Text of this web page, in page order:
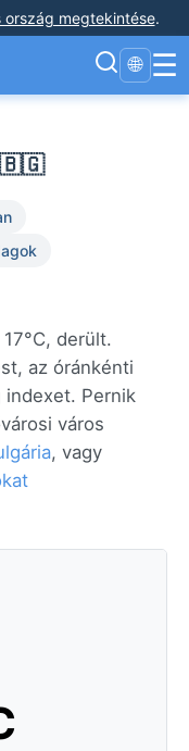
ország megtekintése.
🌐 ☰
🇧🇬
derült.
az óránkénti
Pernik
város
, vagy